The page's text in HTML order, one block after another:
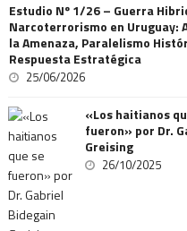
Estudio Nº 1/26 – Guerra
Narcoterrorismo en Uruguay:
la Amenaza, Paralelismo
Respuesta Estratégica
25/06/2026
«Los haitianos
fueron» por Dr.
Greising
26/10/2025